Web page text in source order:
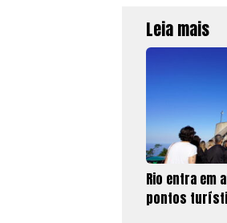
Leia mais
Rio entra em
pontos